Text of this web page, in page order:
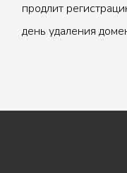
продлит
день удаления